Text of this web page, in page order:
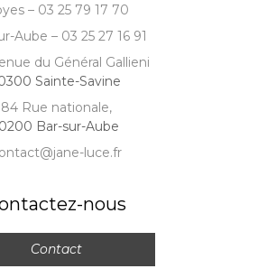
– 03 25 79 17 70
Aube – 03 25 27 16 91
du Général Gallieni
Sainte-Savine
84 Rue nationale,
Bar-sur-Aube
luce.fr
nous
Contact